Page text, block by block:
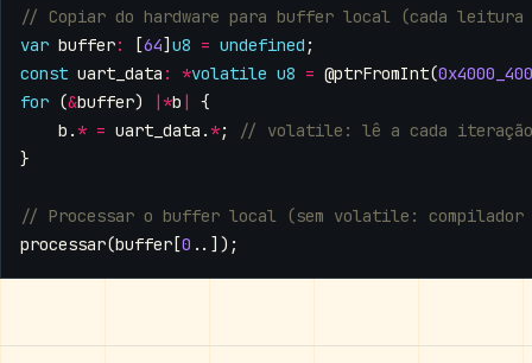
var buffer: [64] u8 = undefined ;
const uart_data : *volatile u8 = @ptrFromInt(
for (&buffer) |*b |
{
b . * = uart_data . *;
}
processar(buffer [0 ..]);